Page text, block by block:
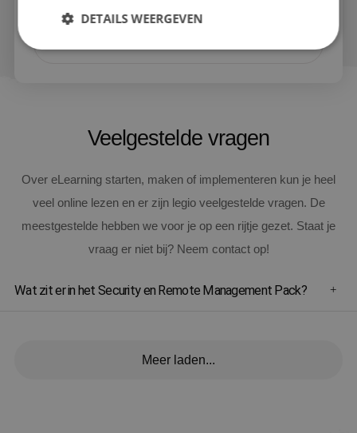
gebruiksvriendelijke app op je smartphone of laptop
van: -Hoge gesprekskwaliteit - Lagere telefoniekosten -
Veelgestelde vragen
Over eLearning starten, maken of implementeren kun je heel
veel online lezen en er zijn legio veelgestelde vragen. De
meestgestelde hebben we voor je op een rijtje gezet. Staat je
vraag er niet bij? Neem contact op!
Wat zit er in het Security en Remote Management Pack?
Meer laden...
DETAILS WEERGEVEN